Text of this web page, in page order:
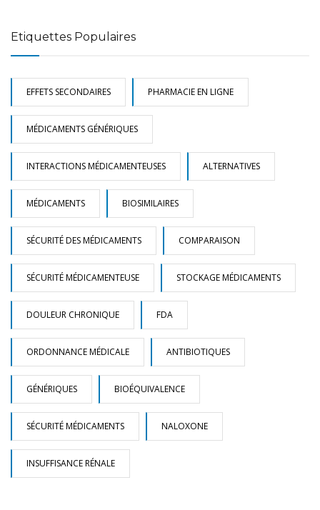
Etiquettes Populaires
EFFETS SECONDAIRES PHARMACIE EN LIGNE
MÉDICAMENTS GÉNÉRIQUES
INTERACTIONS MÉDICAMENTEUSES ALTERNATIVES
MÉDICAMENTS BIOSIMILAIRES
SÉCURITÉ DES MÉDICAMENTS COMPARAISON
SÉCURITÉ MÉDICAMENTEUSE STOCKAGE MÉDICAMENTS
DOULEUR CHRONIQUE FDA
ORDONNANCE MÉDICALE ANTIBIOTIQUES
GÉNÉRIQUES BIOÉQUIVALENCE
SÉCURITÉ MÉDICAMENTS NALOXONE
INSUFFISANCE RÉNALE